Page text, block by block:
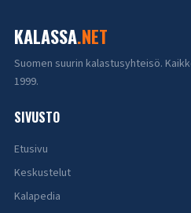
KALASSA.NET
Suomen suurin kalastusyhteisö.
1999.
SIVUSTO
Etusivu
Keskustelut
Kalapedia